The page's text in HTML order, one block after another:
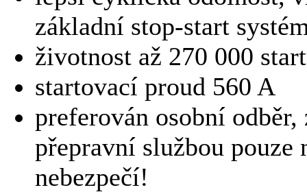
základní stop-start
životnost až 270 000
startovací proud 560 A
preferován osobní odběr,
přepravní službou pouze
nebezpečí!